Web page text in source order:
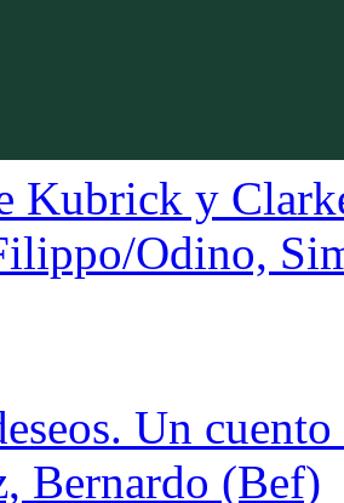
Kubrick y
Odino,
Un cuento
Bernardo (Bef)